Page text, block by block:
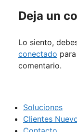
Deja un
Lo siento,
conectado
comentario.
Soluciones
Clientes